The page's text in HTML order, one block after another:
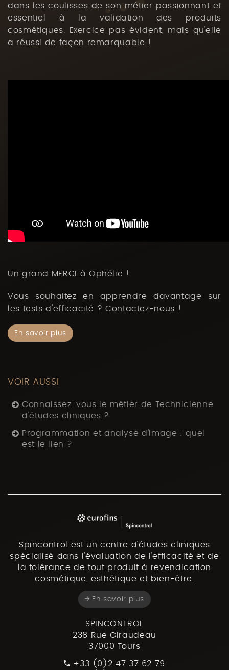
dans les coulisses de son métier passionnant et
essentiel à la validation des produits
cosmétiques. Exercice pas évident, mais qu'elle
a réussi de façon remarquable !
Un grand MERCI à Ophélie !
Vous souhaitez en apprendre davantage sur
les tests d'efficacité ? Contactez-nous !
En savoir plus
VOIR AUSSI
Connaissez-vous le métier de Technicienne
d'études cliniques ?
Programmation et analyse d'image : quel
est le lien ?
Spincontrol est un centre d'études cliniques
spécialisé dans l'évaluation de l'efficacité et de
la tolérance de tout produit à revendication
cosmétique, esthétique et bien-être.
En savoir plus
SPINCONTROL
238 Rue Giraudeau
37000 Tours
+33 (0)2 47 37 62 79